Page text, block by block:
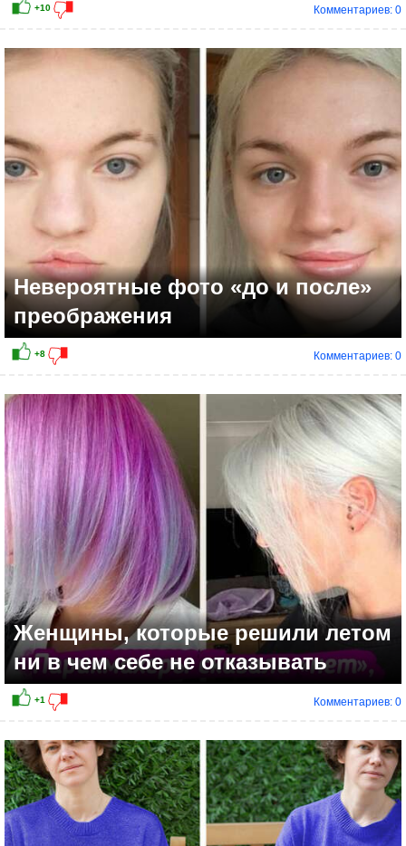
+11
Комментариев: 0
Невероятные фото «до и после»
преображения
Комментариев: 0
Женщины, которые решили летом
ни в чем себе не отказывать
Комментариев: 0